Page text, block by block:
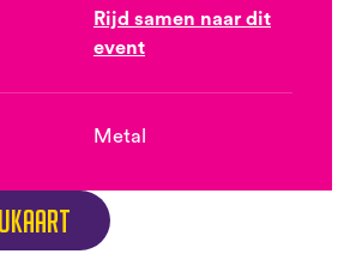
Rijd samen naar dit
event
Metal